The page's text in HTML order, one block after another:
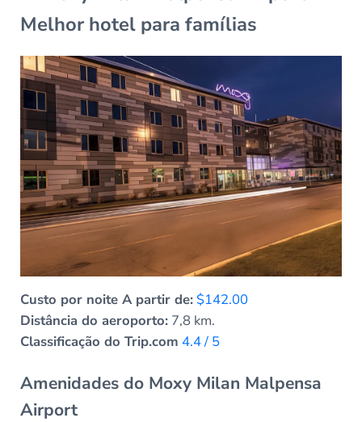
Melhor hotel para famílias
Custo por noite A partir de: $142.00
Distância do aeroporto:7,8 km.
Classificação do Trip.com 4.4 / 5
Amenidades do Moxy Milan Malpensa
Airport